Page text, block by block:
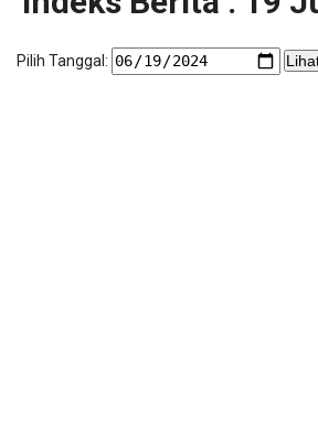
Pilih Tanggal: